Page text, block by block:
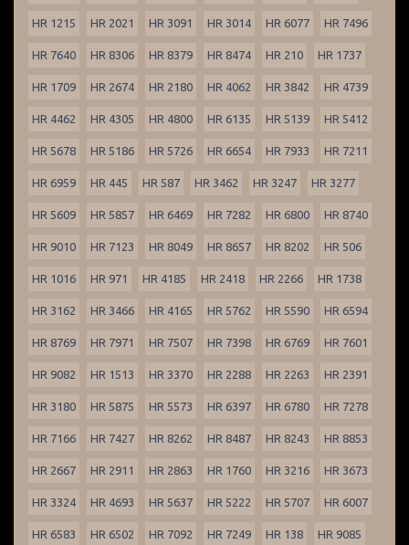
HR 1215 HR 2021 HR 3091 HR 3014 HR 6077 HR 7496
HR 7640 HR 8306 HR 8379 HR 8474 HR 210 HR 1737
HR 1709 HR 2674 HR 2180 HR 4062 HR 3842 HR 4739
HR 4462 HR 4305 HR 4800 HR 6135 HR 5139 HR 5412
HR 5678 HR 5186 HR 5726 HR 6654 HR 7933 HR 7211
HR 6959 HR 445 HR 587 HR 3462 HR 3247 HR 3277
HR 5609 HR 5857 HR 6469 HR 7282 HR 6800 HR 8740
HR 9010 HR 7123 HR 8049 HR 8657 HR 8202 HR 506
HR 1016 HR 971 HR 4185 HR 2418 HR 2266 HR 1738
HR 3162 HR 3466 HR 4165 HR 5762 HR 5590 HR 6594
HR 8769 HR 7971 HR 7507 HR 7398 HR 6769 HR 7601
HR 9082 HR 1513 HR 3370 HR 2288 HR 2263 HR 2391
HR 3180 HR 5875 HR 5573 HR 6397 HR 6780 HR 7278
HR 7166 HR 7427 HR 8262 HR 8487 HR 8243 HR 8853
HR 2667 HR 2911 HR 2863 HR 1760 HR 3216 HR 3673
HR 3324 HR 4693 HR 5637 HR 5222 HR 5707 HR 6007
HR 6583 HR 6502 HR 7092 HR 7249 HR 138 HR 9085